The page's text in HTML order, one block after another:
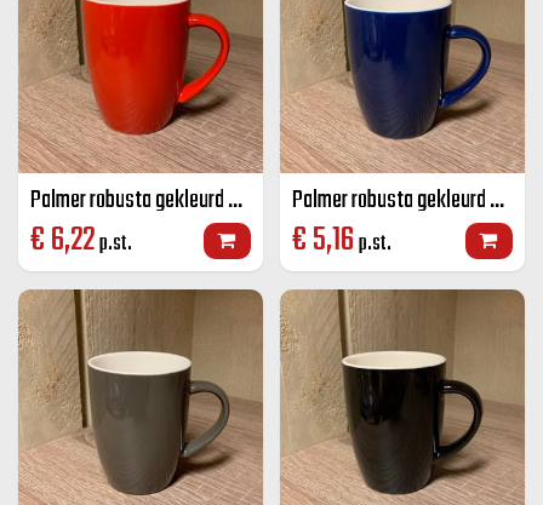
Palmer robusta gekleurd senseo mok rood 18 CL
€6,22p.st.
Palmer robusta gekleurd senseo mok blauw 18 CL
€5,16p.st.